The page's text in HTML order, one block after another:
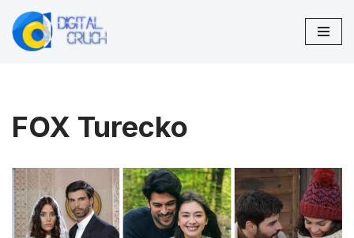
Preskočiť
FOX Turecko